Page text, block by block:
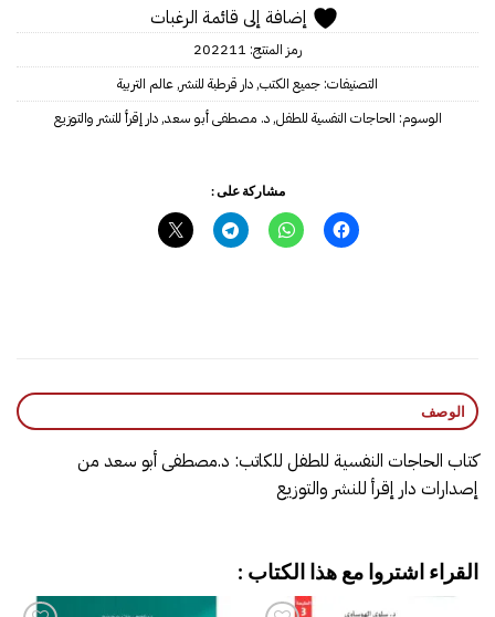
إضافة إلى قائمة الرغبات
رمز المنتج: 202211
التصنيفات: جميع الكتب,دار قرطبة للنشر,عالم التربية
الوسوم: الحاجات النفسية للطفل,د. مصطفى أبو سعد,دار إقرأ للنشر والتوزيع
مشاركة على :
الوصف
كتاب الحاجات النفسية للطفل للكاتب: د.مصطفى أبو سعد من
إصدارات دار إقرأ للنشر والتوزيع
القراء اشتروا مع هذا الكتاب :